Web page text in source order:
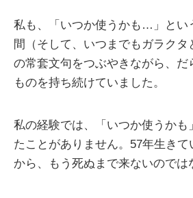
私も、「いつか使うかも…」とい
間（そして、いつまでもガラクタ
の常套文句をつぶやきながら、だ
ものを持ち続けていました。
私の経験では、「いつか使うかも
たことがありません。57年生き
から、もう死ぬまで来ないのでは